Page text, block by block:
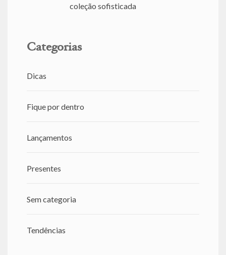
coleção sofisticada
Categorias
Dicas
Fique por dentro
Lançamentos
Presentes
Sem categoria
Tendências